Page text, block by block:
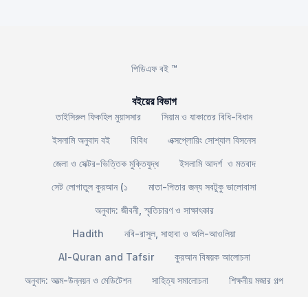
পিডিএফ বই ™
বইয়ের বিভাগ
তাইসিরুল ফিকহিল মুয়াসসার
সিয়াম ও যাকাতের বিধি-বিধান
ইসলামি অনুবাদ বই
বিবিধ
এক্সপ্লোরিং সোশ্যাল বিসনেস
জেলা ও সেক্টর-ভিত্তিক মুক্তিযুদ্ধ
ইসলামি আদর্শ ও মতবাদ
সেট লোগাতুল কুরআন (১
মাতা-পিতার জন্য সবটুকু ভালোবাসা
অনুবাদ: জীবনী, স্মৃতিচারণ ও সাক্ষাৎকার
Hadith
নবি-রাসুল, সাহাবা ও অলি-আওলিয়া
Al-Quran and Tafsir
কুরআন বিষয়ক আলোচনা
অনুবাদ: আত্ম-উন্নয়ন ও মেডিটেশন
সাহিত্য সমালোচনা
শিক্ষনীয় মজার গল্প